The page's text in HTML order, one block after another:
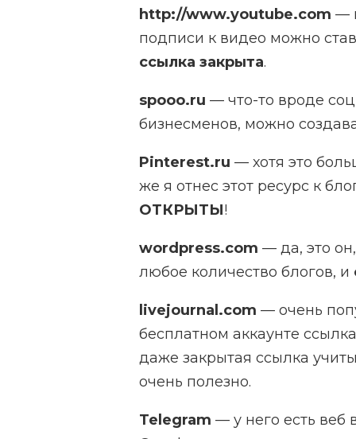
http://www.youtube.com —
подписи к видео можно
ссылка закрыта.
spooo.ru — что-то вроде
бизнесменов, можно
Pinterest.ru — хотя это
же я отнес этот ресурс к
ОТКРЫТЫ!
wordpress.com — да, это
любое количество блогов, и
livejournal.com — очень
бесплатном аккаунте
даже закрытая ссылка
очень полезно.
Telegram — у него есть веб